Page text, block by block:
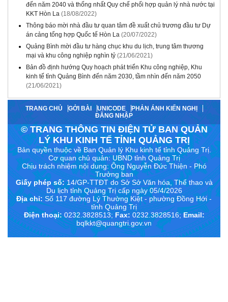
đến năm 2040 và thống nhất Quy chế phối hợp quản lý nhà nước tại
KKT Hòn La (18/08/2022)
Thông báo mời nhà đầu tư quan tâm đề xuất chủ trương đầu tư Dự
án cảng tổng hợp Quốc tế Hòn La (20/07/2022)
Quảng Bình mời đầu tư hàng chục khu du lịch, trung tâm thương
mại và khu công nghiệp nghìn tỷ (21/06/2021)
Bản đồ định hướng Quy hoạch phát triển Khu công nghiệp, Khu
kinh tế tỉnh Quảng Bình đến năm 2030, tầm nhìn đến năm 2050
(21/06/2021)
TRANG CHỦ GỞI BÀI UNICODE
PHẢN ÁNH KIẾN NGHỊ
ĐĂNG NHẬP
© TRANG THÔNG TIN ĐIỆN TỬ BAN QUẢN
LÝ KHU KINH TẾ TỈNH QUẢNG TRỊ
Bản quyền thuộc về Ban Quản lý Khu kinh tế tỉnh Quảng Trị.
Cơ quan chủ quản: UBND tỉnh Quảng Trị
Chịu trách nhiệm nội dung:Ông Nguyễn Đức Thiện - Phó
Trưởng ban
Giấy phép số:14/GP-TTĐT do Sở Sở Văn hóa, Thể thao và
Du lịch tỉnh Quảng Trị cấp ngày 05/4/2026
Địa chỉ:Số 117 đường Lý Thường Kiệt - phường Đồng Hới -
tỉnh Quảng Trị
Điện thoại:0232.3828513;Fax:0232.3828516;Email:
bqlkkt@quangtri.gov.vn